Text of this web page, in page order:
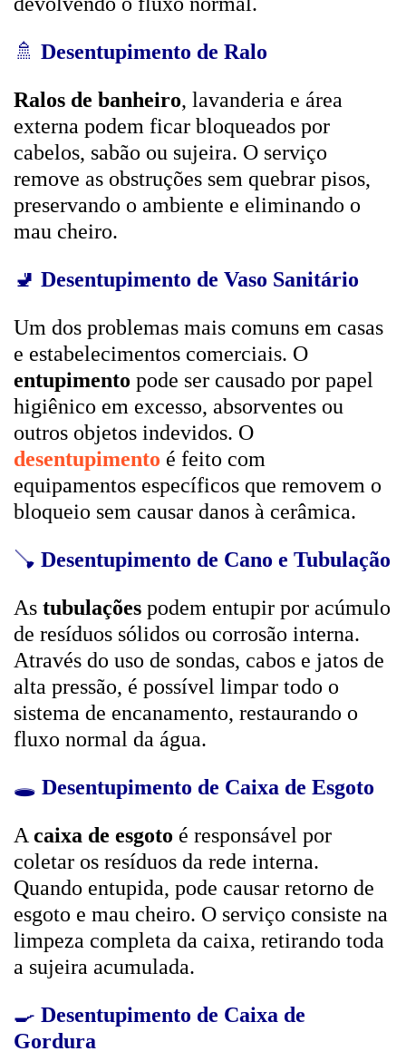
🚿 Desentupimento de Ralo
Ralos de banheiro, lavanderia e área
externa podem ficar bloqueados por
cabelos, sabão ou sujeira. O serviço
remove as obstruções sem quebrar pisos,
preservando o ambiente e eliminando o
mau cheiro.
🚽 Desentupimento de Vaso Sanitário
Um dos problemas mais comuns em casas
e estabelecimentos comerciais. O
entupimento pode ser causado por papel
higiênico em excesso, absorventes ou
outros objetos indevidos. O
desentupimento é feito com
equipamentos específicos que removem o
bloqueio sem causar danos à cerâmica.
🪠 Desentupimento de Cano e Tubulação
As tubulações podem entupir por acúmulo
de resíduos sólidos ou corrosão interna.
Através do uso de sondas, cabos e jatos de
alta pressão, é possível limpar todo o
sistema de encanamento, restaurando o
fluxo normal da água.
🕳️ Desentupimento de Caixa de Esgoto
A caixa de esgoto é responsável por
coletar os resíduos da rede interna.
Quando entupida, pode causar retorno de
esgoto e mau cheiro. O serviço consiste na
limpeza completa da caixa, retirando toda
a sujeira acumulada.
🍳 Desentupimento de Caixa de
Gordura